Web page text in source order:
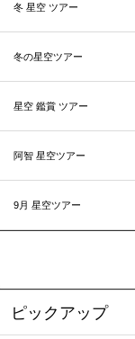
冬 星空 ツアー
冬の星空ツアー
星空 鑑賞 ツアー
阿智 星空ツアー
9月 星空ツアー
ピックアップ